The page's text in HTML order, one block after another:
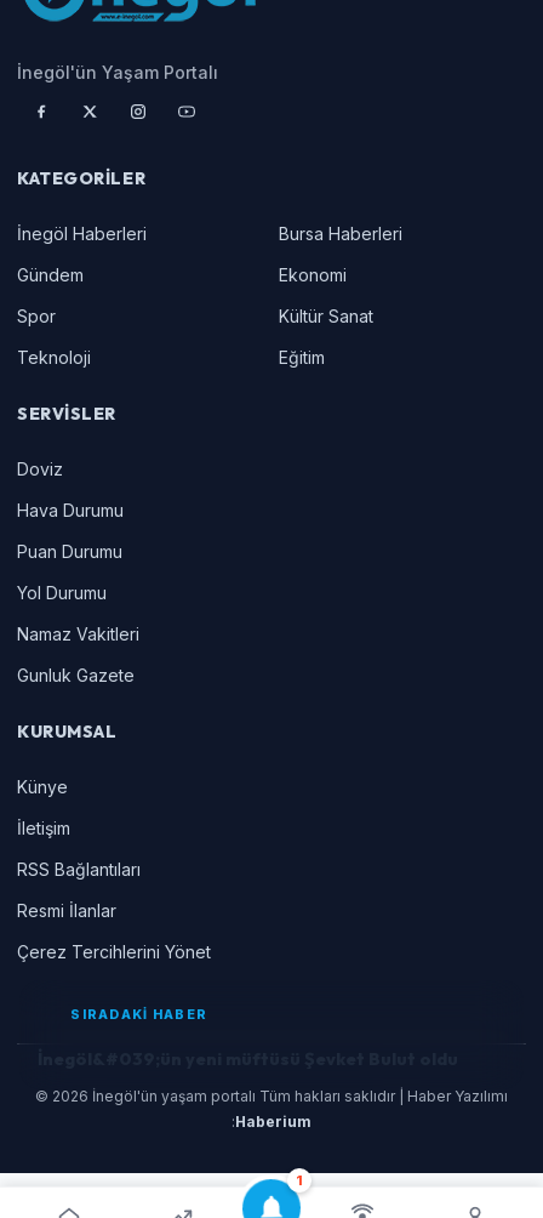
1
İnegöl'ün Yaşam Portalı
KATEGORILER
İnegöl Haberleri
Bursa Haberleri
Gündem
Ekonomi
Spor
Kültür Sanat
Teknoloji
Eğitim
SERVISLER
Doviz
Hava Durumu
Puan Durumu
Yol Durumu
Namaz Vakitleri
Gunluk Gazete
KURUMSAL
Künye
İletişim
RSS Bağlantıları
Resmi İlanlar
Çerez Tercihlerini Yönet
© 2026 İnegöl'ün yaşam portalı Tüm hakları saklıdır | Haber Yazılımı
:Haberium
SIRADAKİ HABER